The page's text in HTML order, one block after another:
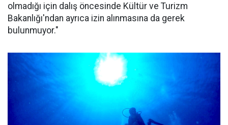
olmadığı için dalış öncesinde Kültür ve Turizm
Bakanlığı'ndan ayrıca izin alınmasına da gerek
bulunmuyor."